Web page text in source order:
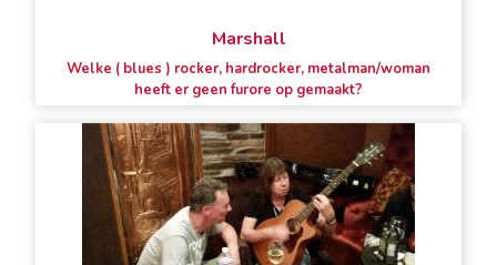
Marshall
Welke ( blues ) rocker, hardrocker, metalman/woman
heeft er geen furore op gemaakt?